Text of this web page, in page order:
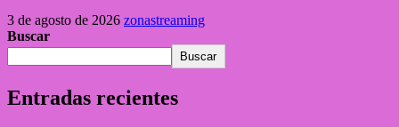
3 de agosto de 2026 zonastreaming
Buscar
Buscar
Entradas recientes